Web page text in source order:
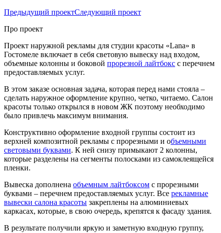
Предыдущий проектСледующий проект
Про проект
Проект наружной рекламы для студии красоты «Lana» в
Гостомеле включает в себя световую вывеску над входом,
объемные колонны и боковой прорезной лайтбокс с перечнем
предоставляемых услуг.
В этом заказе основная задача, которая перед нами стояла –
сделать наружное оформление крупно, четко, читаемо. Салон
красоты только открылся в новом ЖК поэтому необходимо
было привлечь максимум внимания.
Конструктивно оформление входной группы состоит из
верхней композитной рекламы с прорезными и объемными
световыми буквами. К ней снизу примыкают 2 колонны,
которые разделены на сегменты полосками из самоклеящейся
пленки.
Вывеска дополнена объемным лайтбоксом с прорезными
буквами – перечнем предоставляемых услуг. Все рекламные
вывески салона красоты закреплены на алюминиевых
каркасах, которые, в свою очередь, крепятся к фасаду здания.
В результате получили яркую и заметную входную группу,